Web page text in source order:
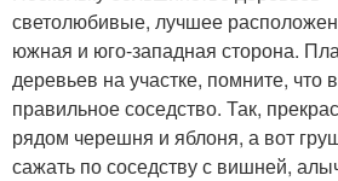
светолюбивые, лучшее
южная и юго-западная сторона.
деревьев на участке, помните, что
правильное соседство. Так,
рядом черешня и яблоня, а вот
сажать по соседству с вишней,